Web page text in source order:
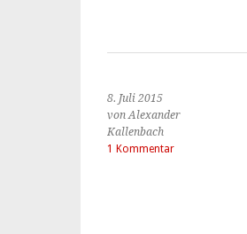
8. Juli 2015
von Alexander
Kallenbach
1 Kommentar